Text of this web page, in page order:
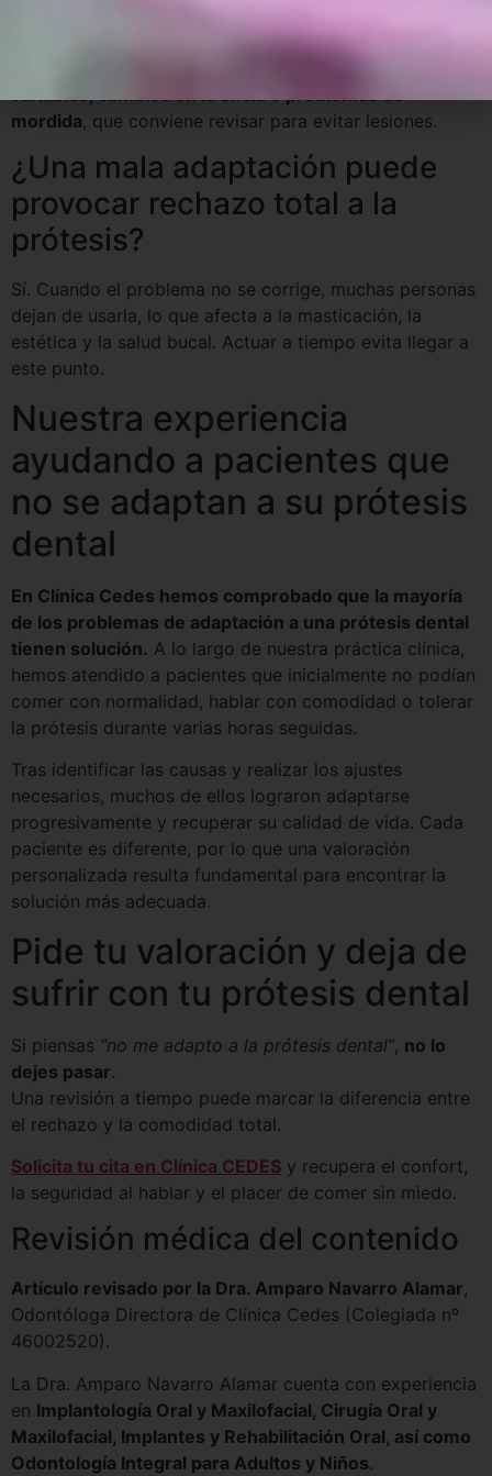
No debería ocurrir de forma continuada. Las molestias
mordida , que conviene revisar para evitar lesiones.
¿Una mala adaptación puede
provocar rechazo total a la
prótesis?
Sí. Cuando el problema no se corrige, muchas personas
dejan de usarla, lo que afecta a la masticación, la
estética y la salud bucal. Actuar a tiempo evita llegar a
este punto.
Nuestra experiencia
ayudando a pacientes que
no se adaptan a su prótesis
dental
En Clínica Cedes hemos comprobado que la mayoría
de los problemas de adaptación a una prótesis dental
tienen solución. A lo largo de nuestra práctica clínica,
hemos atendido a pacientes que inicialmente no podían
comer con normalidad, hablar con comodidad o tolerar
la prótesis durante varias horas seguidas.
Tras identificar las causas y realizar los ajustes
necesarios, muchos de ellos lograron adaptarse
progresivamente y recuperar su calidad de vida. Cada
paciente es diferente, por lo que una valoración
personalizada resulta fundamental para encontrar la
solución más adecuada.
Pide tu valoración y deja de
sufrir con tu prótesis dental
Si piensas “no me adapto a la prótesis dental”, no lo
dejes pasar.
Una revisión a tiempo puede marcar la diferencia entre
el rechazo y la comodidad total.
Solicita tu cita en Clínica CEDES y recupera el confort,
la seguridad al hablar y el placer de comer sin miedo.
Revisión médica del contenido
Artículo revisado por la Dra. Amparo Navarro Alamar,
Odontóloga Directora de Clínica Cedes (Colegiada nº
46002520).
La Dra. Amparo Navarro Alamar cuenta con experiencia
en Implantología Oral y Maxilofacial, Cirugía Oral y
Maxilofacial, Implantes y Rehabilitación Oral, así como
Odontología Integral para Adultos y Niños.